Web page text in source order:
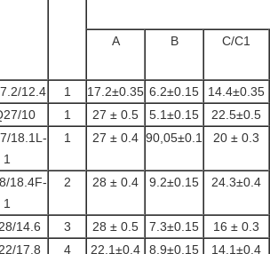
A
B C/C1
12.4
1 17.2±0.35 6.2±0.15 14.4±0.35
10
1 27 ± 0.5 5.1±0.15 22.5±0.5
18.1L-
1
1 27 ± 0.4 90,05±0.1 20 ± 0.3
18.4F-
1
2 28 ± 0.4 9.2±0.15 24.3±0.4
14.6 3 28 ± 0.5 7.3±0.15 16 ± 0.3
17.8
4 22.1±0.4 8.9±0.15 14.1±0.4